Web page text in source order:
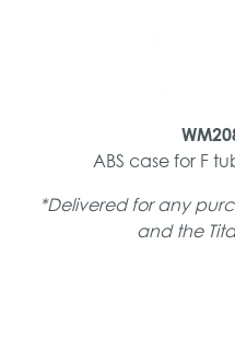
ABS case for F
*Delivered for any
and the